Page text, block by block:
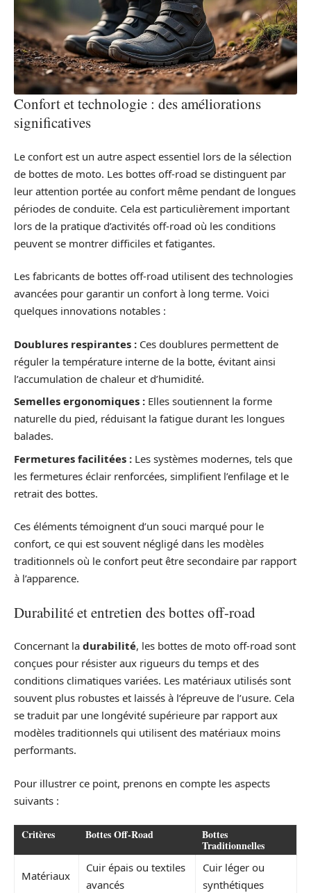
Confort et technologie : des améliorations
significatives
Le confort est un autre aspect essentiel lors de la sélection
de bottes de moto. Les bottes off-road se distinguent par
leur attention portée au confort même pendant de longues
périodes de conduite. Cela est particulièrement important
lors de la pratique d’activités off-road où les conditions
peuvent se montrer difficiles et fatigantes.
Les fabricants de bottes off-road utilisent des technologies
avancées pour garantir un confort à long terme. Voici
quelques innovations notables :
Doublures respirantes : Ces doublures permettent de
réguler la température interne de la botte, évitant ainsi
l’accumulation de chaleur et d’humidité.
Semelles ergonomiques : Elles soutiennent la forme
naturelle du pied, réduisant la fatigue durant les longues
balades.
Fermetures facilitées : Les systèmes modernes, tels que
les fermetures éclair renforcées, simplifient l’enfilage et le
retrait des bottes.
Ces éléments témoignent d’un souci marqué pour le
confort, ce qui est souvent négligé dans les modèles
traditionnels où le confort peut être secondaire par rapport
à l’apparence.
Durabilité et entretien des bottes off-road
Concernant la durabilité, les bottes de moto off-road sont
conçues pour résister aux rigueurs du temps et des
conditions climatiques variées. Les matériaux utilisés sont
souvent plus robustes et laissés à l’épreuve de l’usure. Cela
se traduit par une longévité supérieure par rapport aux
modèles traditionnels qui utilisent des matériaux moins
performants.
Pour illustrer ce point, prenons en compte les aspects
suivants :
Critères Bottes Off-Road Bottes
Traditionnelles
Matériaux
Cuir épais ou textiles
avancés
Cuir léger ou
synthétiques